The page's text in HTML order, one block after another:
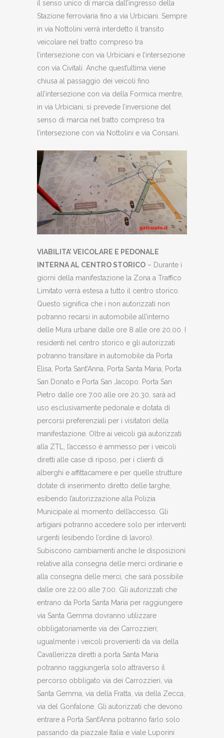
il senso unico di marcia dall’ingresso della
Stazione ferroviaria fino a via Urbiciani. Sempre
in via Nottolini verrà interdetto il transito
veicolare nel tratto compreso tra
l’intersezione con via Urbiciani e l’intersezione
con via Civitali. Anche quest’ultima viene
chiusa al passaggio dei veicoli fino
all’intersezione con via della Formica mentre,
in via Urbiciani, si prevede l’inversione del
senso di marcia nel tratto compreso tra
l’intersezione con via Nottolini e via Consani.
VIABILITA’ VEICOLARE E PEDONALE
INTERNA AL CENTRO STORICO – Durante i
giorni della manifestazione la Zona a Traffico
Limitato verrà estesa a tutto il centro storico.
Questo significa che i non autorizzati non
potranno recarsi in automobile all’interno
delle Mura urbane dalle ore 8 alle ore 20.00. I
residenti nel centro storico e gli autorizzati
potranno transitare in automobile da Porta
Elisa, Porta Sant’Anna, Porta Santa Maria, Porta
San Donato e Porta San Jacopo. Porta San
Pietro dalle ore 7.00 alle ore 20.30, sarà ad
uso esclusivamente pedonale e dotata di
percorsi preferenziali per i visitatori della
manifestazione. Oltre ai veicoli già autorizzati
alla ZTL, l’accesso è ammesso per i veicoli
diretti alle case di riposo, per i clienti di
alberghi e affittacamere e per quelle strutture
dotate di inserimento diretto delle targhe,
esibendo l’autorizzazione alla Polizia
Municipale al momento dell’accesso. Gli
artigiani potranno accedere solo per interventi
urgenti (esibendo l’ordine di lavoro).
Subiscono cambiamenti anche le disposizioni
relative alla consegna delle merci ordinarie e
alla consegna delle merci, che sarà possibile
dalle ore 22.00 alle 7.00. Gli autorizzati che
entrano da Porta Santa Maria per raggiungere
via Santa Gemma dovranno utilizzare
obbligatoriamente via dei Carrozzieri;
ugualmente i veicoli provenienti da via della
Cavallerizza diretti a porta Santa Maria
potranno raggiungerla solo attraverso il
percorso obbligato via dei Carrozzieri, via
Santa Gemma, via della Fratta, via della Zecca,
via del Gonfalone. Gli autorizzati che devono
entrare a Porta Sant’Anna potranno farlo solo
passando da piazzale Italia e viale Luporini